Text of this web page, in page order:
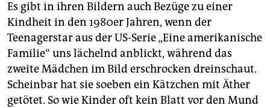
Es gibt in ihren Bildern auch Bezüge zu einer
Kindheit in den 1980er Jahren, wenn der
Teenagerstar aus der US-Serie „Eine amerikanische
Familie“ uns lächelnd anblickt, während das
zweite Mädchen im Bild erschrocken dreinschaut.
Scheinbar hat sie soeben ein Kätzchen mit Äther
getötet. So wie Kinder oft kein Blatt vor den Mund